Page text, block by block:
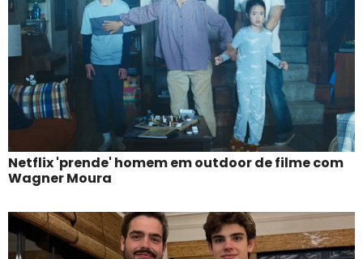
Netflix 'prende' homem em outdoor de filme com
Wagner Moura